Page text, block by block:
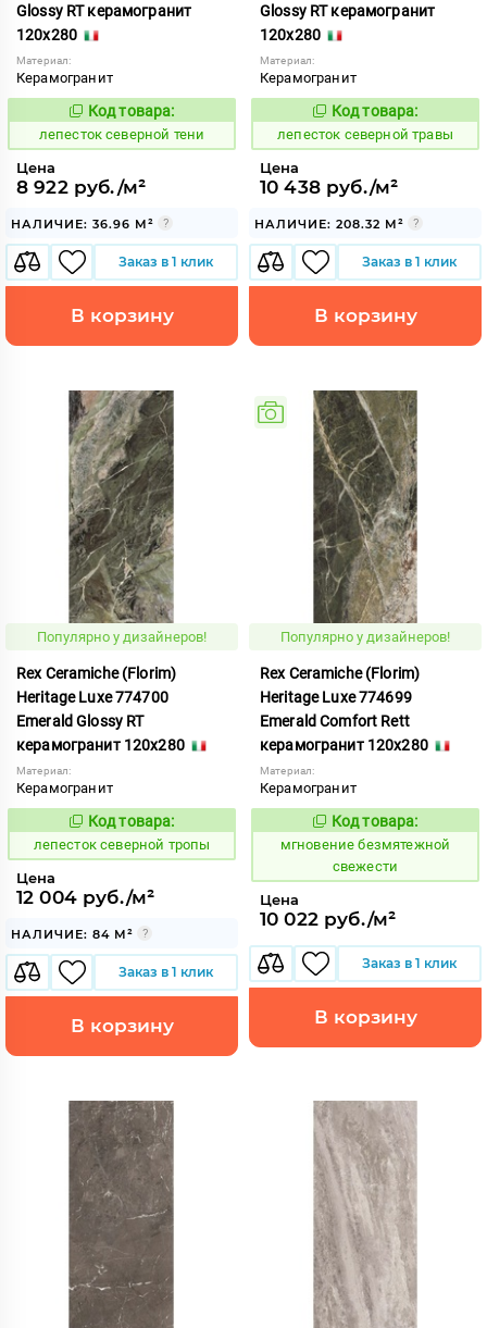
Glossy RT керамогранит
120x280
Материал:
Керамогранит
869978
Код товара:
лепесток северной тени
Цена
8 922 руб./м²
НАЛИЧИЕ: 36.96 М²
Заказ в 1 клик
В корзину
Glossy RT керамогранит
120x280
Материал:
Керамогранит
869982
Код товара:
лепесток северной травы
Цена
10 438 руб./м²
НАЛИЧИЕ: 208.32 М²
Заказ в 1 клик
В корзину
Популярно у дизайнеров!
Rex Ceramiche (Florim)
Heritage Luxe 774700
Emerald Glossy RT
керамогранит 120x280
Материал:
Керамогранит
869983
Код товара:
лепесток северной тропы
Цена
12 004 руб./м²
НАЛИЧИЕ: 84 М²
Заказ в 1 клик
В корзину
Популярно у дизайнеров!
Rex Ceramiche (Florim)
Heritage Luxe 774699
Emerald Comfort Rett
керамогранит 120x280
Материал:
Керамогранит
938083
Код товара:
мгновение безмятежной
свежести
Цена
10 022 руб./м²
Заказ в 1 клик
В корзину